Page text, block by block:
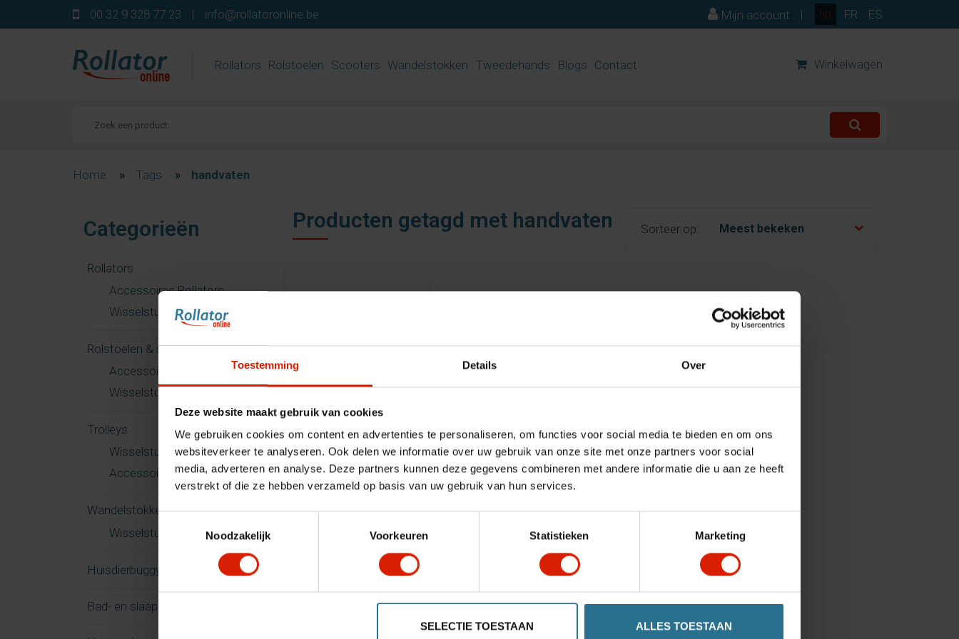
Toestemming Details Over
Deze website maakt gebruik van cookies
We gebruiken cookies om content en advertenties te personaliseren, om functies voor social media te bieden en om ons
websiteverkeer te analyseren. Ook delen we informatie over uw gebruik van onze site met onze partners voor social
media, adverteren en analyse. Deze partners kunnen deze gegevens combineren met andere informatie die u aan ze heeft
verstrekt of die ze hebben verzameld op basis van uw gebruik van hun services.
Noodzakelijk
Voorkeuren Statistieken Marketing
SELECTIE TOESTAAN ALLES TOESTAAN
00 32 9 328 77 23 | info@rollatoronline.be NL FR ES
Mijn account |
Rollators Rolstoelen Scooters Wandelstokken Tweedehands Blogs Contact Winkelwagen
Home » Tags » handvaten
Categorieën
Rollators
Accessoires Rollators
Wisselstukken
Rolstoelen & scootmobielen
Accessoires
Wisselstukken
Trolleys
Wisselstukken
Accessoires
Wandelstokken
Wisselstukken
Huisdierbuggy
Bad- en slaapkamer
Producten getagd met handvaten Sorteer op:
Handvaten
Forta ARA
€12,46